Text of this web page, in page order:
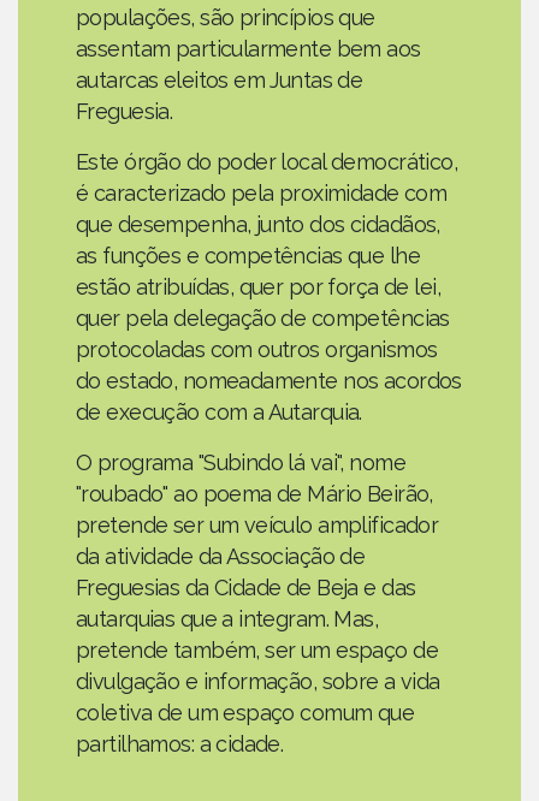
populações, são princípios que
assentam particularmente bem aos
autarcas eleitos em Juntas de
Freguesia.
Este órgão do poder local democrático,
é caracterizado pela proximidade com
que desempenha, junto dos cidadãos,
as funções e competências que lhe
estão atribuídas, quer por força de lei,
quer pela delegação de competências
protocoladas com outros organismos
do estado, nomeadamente nos acordos
de execução com a Autarquia.
O programa "Subindo lá vai", nome
"roubado" ao poema de Mário Beirão,
pretende ser um veículo amplificador
da atividade da Associação de
Freguesias da Cidade de Beja e das
autarquias que a integram. Mas,
pretende também, ser um espaço de
divulgação e informação, sobre a vida
coletiva de um espaço comum que
partilhamos: a cidade.